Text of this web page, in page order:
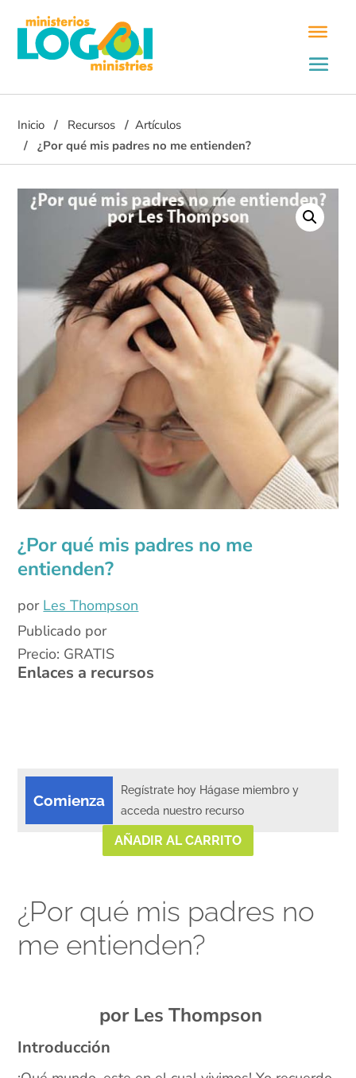
Inicio Recursos
Artículos
¿Por qué mis padres no me entienden?
¿Por qué mis padres no me
entienden?
por Les Thompson
Publicado por
Precio: GRATIS
Enlaces a recursos
Comienza
Regístrate hoy Hágase miembro y
acceda nuestro recurso
AÑADIR AL CARRITO
¿Por qué mis padres no
me entienden?
por Les Thompson
Introducción